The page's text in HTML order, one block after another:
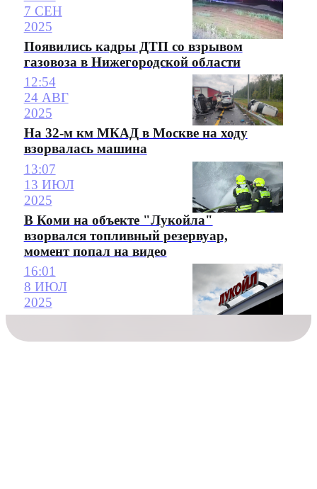
7 СЕН
2025
Появились кадры ДТП со взрывом
газовоза в Нижегородской области
12:54
24 АВГ
2025
На 32-м км МКАД в Москве на ходу
взорвалась машина
13:07
13 ИЮЛ
2025
В Коми на объекте "Лукойла"
взорвался топливный резервуар,
момент попал на видео
16:01
8 ИЮЛ
2025